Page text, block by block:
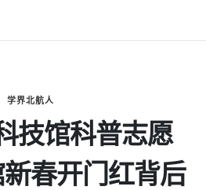
学界北航人
技馆科普志愿
春开门红背后